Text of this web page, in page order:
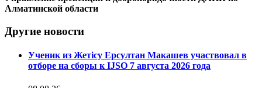
Алматинской области
Другие новости
Ученик из Жетісу Ерсултан Макашев участвовал в
отборе на сборы к IJSO 7 августа 2026 года